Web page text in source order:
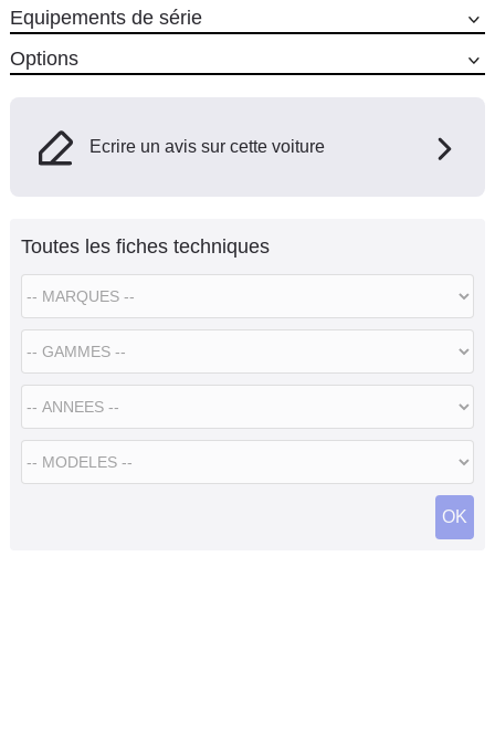
Equipements de série
Options
Ecrire un avis sur cette voiture
Toutes les fiches techniques